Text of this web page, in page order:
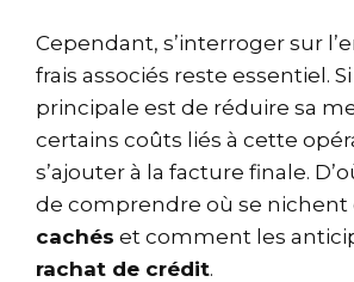
Cependant, s’interroger sur
frais associés reste essentiel. Si
principale est de réduire sa
certains coûts liés à cette
s’ajouter à la facture finale.
de comprendre où se nichent
cachés et comment les
rachat de crédit.